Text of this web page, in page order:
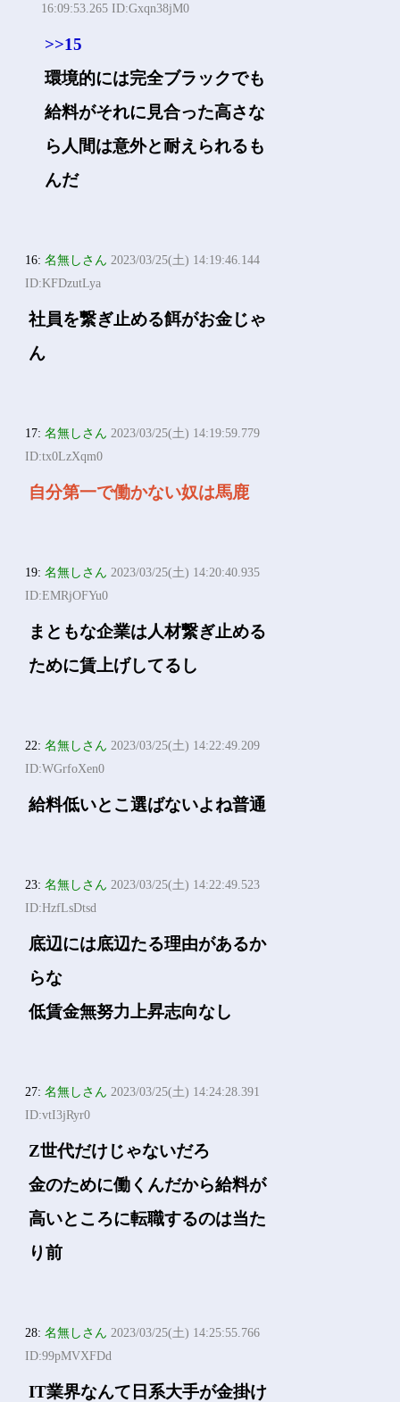
16:09:53.265 ID:Gxqn38jM0
>>15
環境的には完全ブラックでも
給料がそれに見合った高さな
ら人間は意外と耐えられるも
んだ
16:名無しさん 2023/03/25(土) 14:19:46.144
ID:KFDzutLya
社員を繋ぎ止める餌がお金じゃ
ん
17:名無しさん 2023/03/25(土) 14:19:59.779
ID:tx0LzXqm0
自分第一で働かない奴は馬鹿
19:名無しさん 2023/03/25(土) 14:20:40.935
ID:EMRjOFYu0
まともな企業は人材繋ぎ止める
ために賃上げしてるし
22:名無しさん 2023/03/25(土) 14:22:49.209
ID:WGrfoXen0
給料低いとこ選ばないよね普通
23:名無しさん 2023/03/25(土) 14:22:49.523
ID:HzfLsDtsd
底辺には底辺たる理由があるか
らな
低賃金無努力上昇志向なし
27:名無しさん 2023/03/25(土) 14:24:28.391
ID:vtI3jRyr0
Z世代だけじゃないだろ
金のために働くんだから給料が
高いところに転職するのは当た
り前
28:名無しさん 2023/03/25(土) 14:25:55.766
ID:99pMVXFDd
IT業界なんて日系大手が金掛け